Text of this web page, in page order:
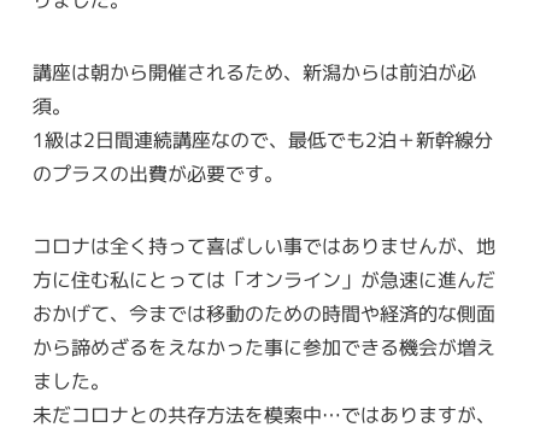
講座は朝から開催されるため、新潟からは前泊が必
須。
1級は2日間連続講座なので、最低でも2泊＋新幹線分
のプラスの出費が必要です。
コロナは全く持って喜ばしい事ではありませんが、地
方に住む私にとっては「オンライン」が急速に進んだ
おかげて、今までは移動のための時間や経済的な側面
から諦めざるをえなかった事に参加できる機会が増え
ました。
未だコロナとの共存方法を模索中…ではありますが、